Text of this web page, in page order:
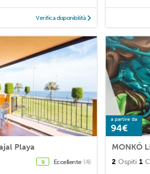
Verifica disponibilità
Playa
9 Eccellente (4)
a partire da
94€
MONKÓ
2 Ospiti 1